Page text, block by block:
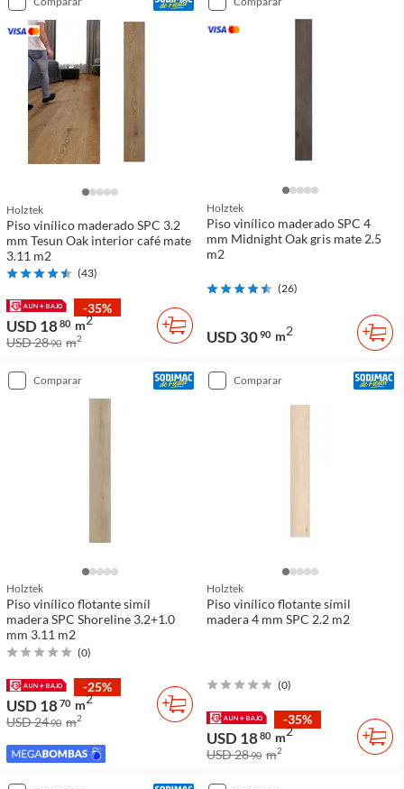
Holztek
Piso vinílico maderado SPC 3.2
mm Tesun Oak interior café mate
3.11 m2
(43)
-35%
USD 1880 m2
USD 2890 m2
Holztek
Piso vinílico maderado SPC 4
mm Midnight Oak gris mate 2.5
m2
(26)
USD 3090 m2
comparar
Holztek
Piso vinílico flotante simíl
madera SPC Shoreline 3.2+1.0
mm 3.11 m2
(0)
-25%
USD 1870 m2
USD 2490 m2
comparar
Holztek
Piso vinílico flotante símil
madera 4 mm SPC 2.2 m2
(0)
-35%
USD 1880 m2
USD 2890 m2